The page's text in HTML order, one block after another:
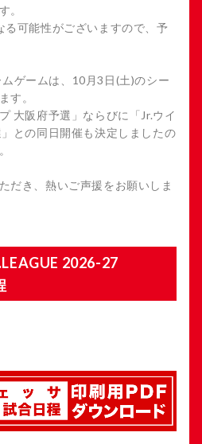
。
可能性がございますので、予
ゲームは、10月3日(土)のシー
す。
大阪府予選」ならびに「Jr.ウイ
との同日開催も決定しましたの
だき、熱いご声援をお願いしま
2026-27